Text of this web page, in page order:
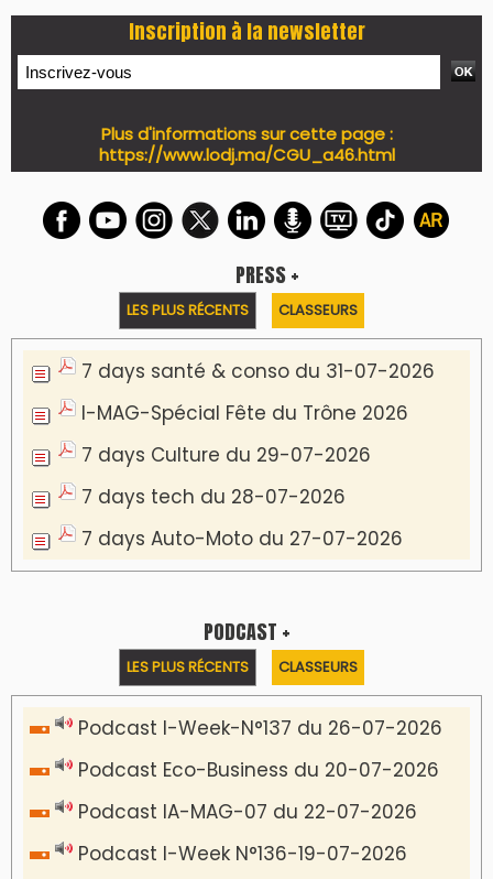
Inscription à la newsletter
Plus d'informations sur cette page :
https://www.lodj.ma/CGU_a46.html
PRESS +
LES PLUS RÉCENTS CLASSEURS
7 days santé & conso du 31-07-2026
I-MAG-Spécial Fête du Trône 2026
7 days Culture du 29-07-2026
7 days tech du 28-07-2026
7 days Auto-Moto du 27-07-2026
PODCAST +
LES PLUS RÉCENTS CLASSEURS
Podcast I-Week-N°137 du 26-07-2026
Podcast Eco-Business du 20-07-2026
Podcast IA-MAG-07 du 22-07-2026
Podcast I-Week N°136-19-07-2026